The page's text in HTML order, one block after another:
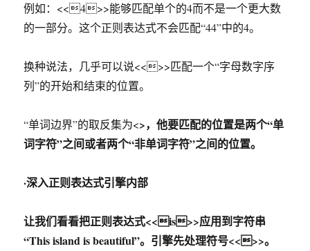
例如：<<4>>能够匹配单个的4而不是一个更大数
的一部分。这个正则表达式不会匹配“44”中的4。
换种说法，几乎可以说<<>>匹配一个“字母数字序
列”的开始和结束的位置。
“单词边界”的取反集为<>，他要匹配的位置是两个“单
词字符”之间或者两个“非单词字符”之间的位置。
·深入正则表达式引擎内部
让我们看看把正则表达式<<is>>应用到字符串
“This island is beautiful”。引擎先处理符号<<>>。